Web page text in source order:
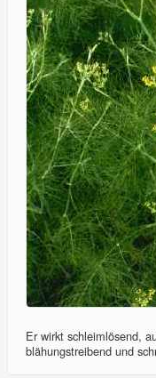
Er wirkt schleimlösend,
blähungstreibend und